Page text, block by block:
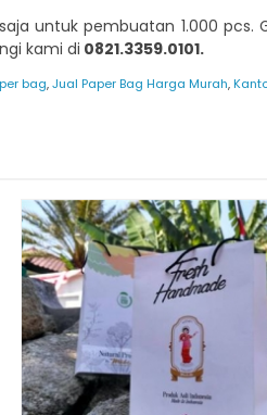
untuk pembuatan 1.000 pcs.
kami di 0821.3359.0101.
bag,Jual Paper Bag Harga Murah,